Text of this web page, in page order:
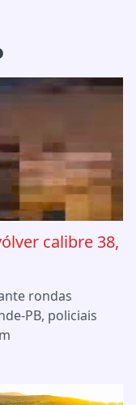
calibre 38,
rondas
PB, policiais